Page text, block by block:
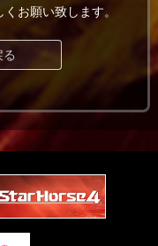
お願い致します。